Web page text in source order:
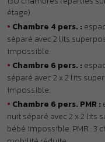
Les services
• Inclus :Wi-Fi à la
bébé (sur réservation).
• En supplément : bar
La restauration
À table :
une cuisine
sont proposées sous
choix d’entrées, plats et
dispose de 3 restaurants